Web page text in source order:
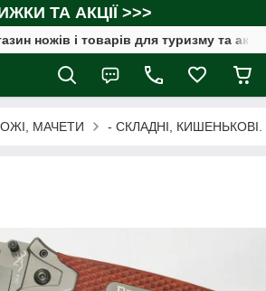
ТА АКЦІЇ >>>
ножів і товарів для туризму та
МАЧЕТИ - СКЛАДНІ, КИШЕНЬКОВІ.